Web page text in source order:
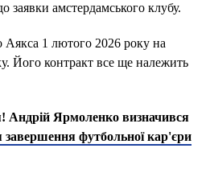
заявки амстердамського клубу.
Аякса 1 лютого 2026 року на
Його контракт все ще належить
Андрій Ярмоленко визначився
завершення футбольної кар'єри